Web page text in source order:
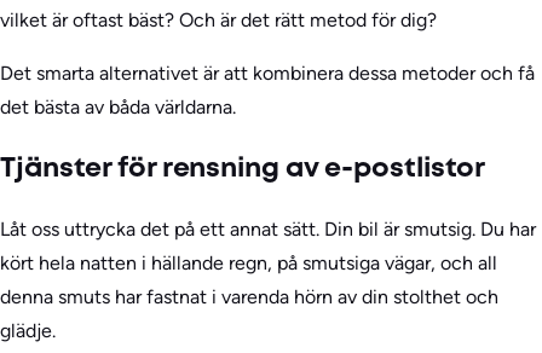
vilket är oftast bäst? Och är det rätt metod för dig?
Det smarta alternativet är att kombinera dessa metoder och få
det bästa av båda världarna.
Tjänster för rensning av e-postlistor
Låt oss uttrycka det på ett annat sätt. Din bil är smutsig. Du har
kört hela natten i hällande regn, på smutsiga vägar, och all
denna smuts har fastnat i varenda hörn av din stolthet och
glädje.